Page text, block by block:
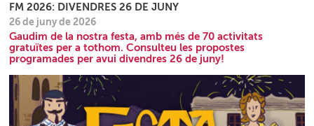
FM 2026: DIVENDRES 26 DE JUNY
26 de juny de 2026
Gaudim de la nostra festa, amb més de 70 activitats
gratuïtes per a tothom. Consulteu les propostes
programades per avui divendres 26 de juny!